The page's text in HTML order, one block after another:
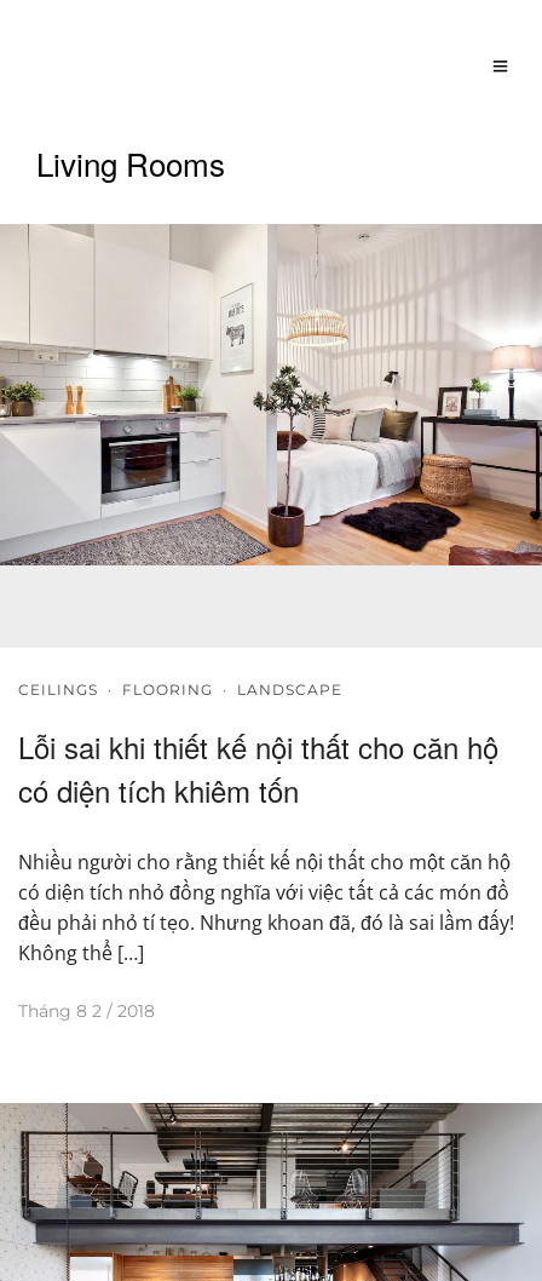
Living Rooms
CEILINGS · FLOORING · LANDSCAPE
Lỗi sai khi thiết kế nội thất cho căn hộ
có diện tích khiêm tốn
Nhiều người cho rằng thiết kế nội thất cho một căn hộ
có diện tích nhỏ đồng nghĩa với việc tất cả các món đồ
đều phải nhỏ tí tẹo. Nhưng khoan đã, đó là sai lầm đấy!
Không thể […]
Tháng 8 2 / 2018